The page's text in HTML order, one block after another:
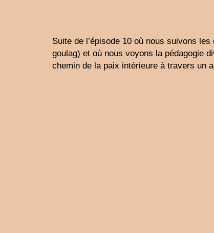
Suite de l’épisode 10 où nous suivons
goulag) et où nous voyons la pédagogie
chemin de la paix intérieure à travers un